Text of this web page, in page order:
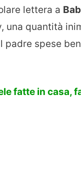
lettera a
una quantità
padre spese ben
fatte in casa,